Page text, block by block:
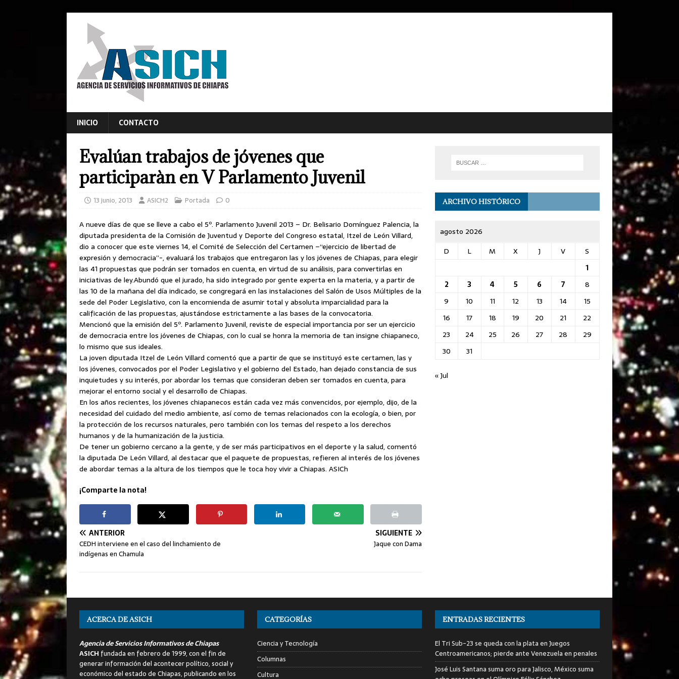
INICIO CONTACTO
Evalúan trabajos de jóvenes que
participaràn en V Parlamento Juvenil
13 junio, 2013 ASICH2 Portada 0
A nueve días de que se lleve a cabo el 5º. Parlamento Juvenil 2013 – Dr. Belisario Domínguez Palencia, la
diputada presidenta de la Comisión de Juventud y Deporte del Congreso estatal, Itzel de León Villard,
dio a conocer que este viernes 14, el Comité de Selección del Certamen –“ejercicio de libertad de
expresión y democracia”-, evaluará los trabajos que entregaron las y los jóvenes de Chiapas, para elegir
las 41 propuestas que podrán ser tomados en cuenta, en virtud de su análisis, para convertirlas en
iniciativas de ley.Abundó que el jurado, ha sido integrado por gente experta en la materia, y a partir de
las 10 de la mañana del día indicado, se congregará en las instalaciones del Salón de Usos Múltiples de la
sede del Poder Legislativo, con la encomienda de asumir total y absoluta imparcialidad para la
calificación de las propuestas, ajustándose estrictamente a las bases de la convocatoria.
Mencionó que la emisión del 5º. Parlamento Juvenil, reviste de especial importancia por ser un ejercicio
de democracia entre los jóvenes de Chiapas, con lo cual se honra la memoria de tan insigne chiapaneco,
lo mismo que sus ideales.
La joven diputada Itzel de León Villard comentó que a partir de que se instituyó este certamen, las y
los jóvenes, convocados por el Poder Legislativo y el gobierno del Estado, han dejado constancia de sus
inquietudes y su interés, por abordar los temas que consideran deben ser tomados en cuenta, para
mejorar el entorno social y el desarrollo de Chiapas.
En los años recientes, los jóvenes chiapanecos están cada vez más convencidos, por ejemplo, dijo, de la
necesidad del cuidado del medio ambiente, así como de temas relacionados con la ecología, o bien, por
la protección de los recursos naturales, pero también con los temas del respeto a los derechos
humanos y de la humanización de la justicia.
De tener un gobierno cercano a la gente, y de ser más participativos en el deporte y la salud, comentó
la diputada De León Villard, al destacar que el paquete de propuestas, refieren al interés de los jóvenes
de abordar temas a la altura de los tiempos que le toca hoy vivir a Chiapas. ASICh
¡Comparte la nota!
ANTERIOR
CEDH interviene en el caso del linchamiento de
indígenas en Chamula
SIGUIENTE
Jaque con Dama
ARCHIVO HISTÓRICO
agosto 2026
D
L M X J V
S
1
2
3 4 5 6 7
8
9
10 11 12 13 14
15
16
17 18 19 20 21
22
23
24 25 26 27 28
29
30
31
« Jul
ACERCA DE ASICH
Agencia de Servicios Informativos de Chiapas
ASICH fundada en febrero de 1999, con el fin de
generar información del acontecer político, social y
económico del estado de Chiapas, publicando en los
CATEGORÍAS
Ciencia y Tecnología
Columnas
Cultura
ENTRADAS RECIENTES
El Tri Sub-23 se queda con la plata en Juegos
Centroamericanos; pierde ante Venezuela en penales
José Luis Santana suma oro para Jalisco, México suma